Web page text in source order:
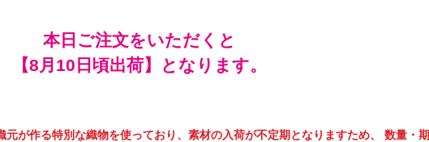
本日ご注文をいただくと
【
頃出荷】となります。
元が作る特別な織物を使っており、素材の入荷が不定期となりますため、 数量・期